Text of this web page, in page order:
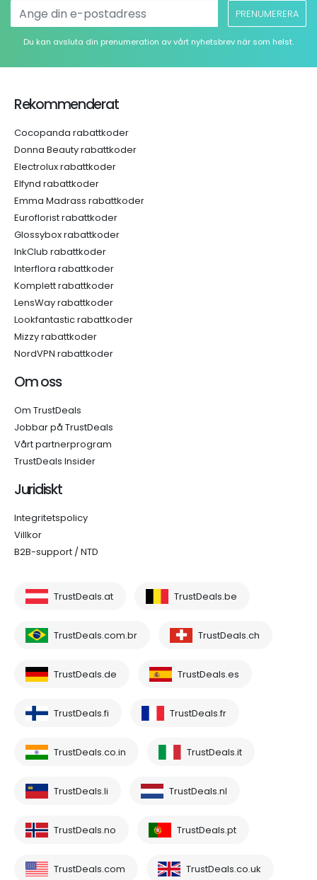
PRENUMERERA
Du kan avsluta din prenumeration av vårt nyhetsbrev när som helst.
Rekommenderat
Cocopanda rabattkoder
Donna Beauty rabattkoder
Electrolux rabattkoder
Elfynd rabattkoder
Emma Madrass rabattkoder
Euroflorist rabattkoder
Glossybox rabattkoder
InkClub rabattkoder
Interflora rabattkoder
Komplett rabattkoder
LensWay rabattkoder
Lookfantastic rabattkoder
Mizzy rabattkoder
NordVPN rabattkoder
Om oss
Om TrustDeals
Jobbar på TrustDeals
Vårt partnerprogram
TrustDeals Insider
Juridiskt
Integritetspolicy
Villkor
B2B-support / NTD
TrustDeals.at TrustDeals.be
TrustDeals.com.br TrustDeals.ch
TrustDeals.de TrustDeals.es
TrustDeals.fi TrustDeals.fr
TrustDeals.co.in TrustDeals.it
TrustDeals.li TrustDeals.nl
TrustDeals.no TrustDeals.pt
TrustDeals.com TrustDeals.co.uk